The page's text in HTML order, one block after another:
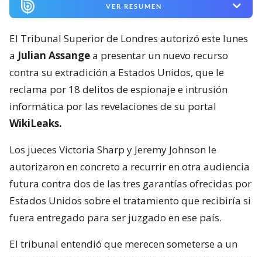
VER RESUMEN
El Tribunal Superior de Londres autorizó este lunes
a Julian Assangea presentar un nuevo recurso
contra su extradición a Estados Unidos, que le
reclama por 18 delitos de espionaje e intrusión
informática por las revelaciones de su portal
WikiLeaks.
Los jueces Victoria Sharp y Jeremy Johnson le
autorizaron en concreto a recurrir en otra audiencia
futura contra dos de las tres garantías ofrecidas por
Estados Unidos sobre el tratamiento que recibiría si
fuera entregado para ser juzgado en ese país.
El tribunal entendió que merecen someterse a un